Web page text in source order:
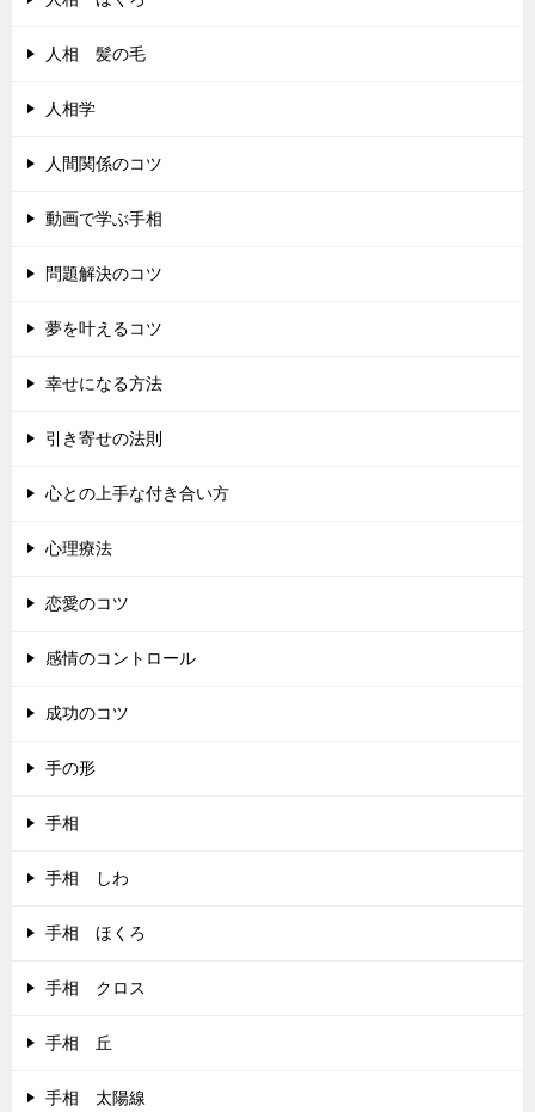
人相 髪の毛
人相学
人間関係のコツ
動画で学ぶ手相
問題解決のコツ
夢を叶えるコツ
幸せになる方法
引き寄せの法則
心との上手な付き合い方
心理療法
恋愛のコツ
感情のコントロール
成功のコツ
手の形
手相
手相 しわ
手相 ほくろ
手相 クロス
手相 丘
手相 太陽線